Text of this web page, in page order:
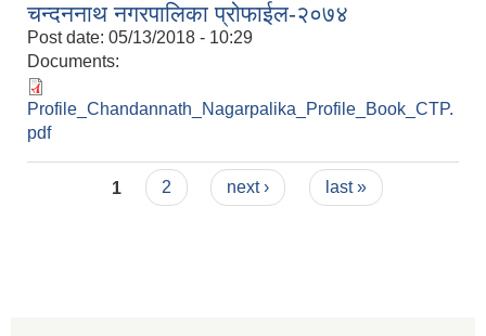
चन्दननाथ नगरपालिका प्रोफाईल-२०७४
Post date: 05/13/2018 - 10:29
Documents:
Profile_Chandannath_Nagarpalika_Profile_Book_CTP.
pdf
Pages
1 2 next › last »